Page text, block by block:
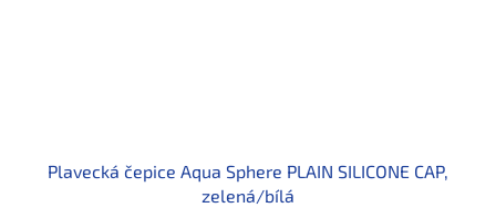
Plavecká čepice Aqua Sphere PLAIN SILICONE CAP,
zelená/bílá